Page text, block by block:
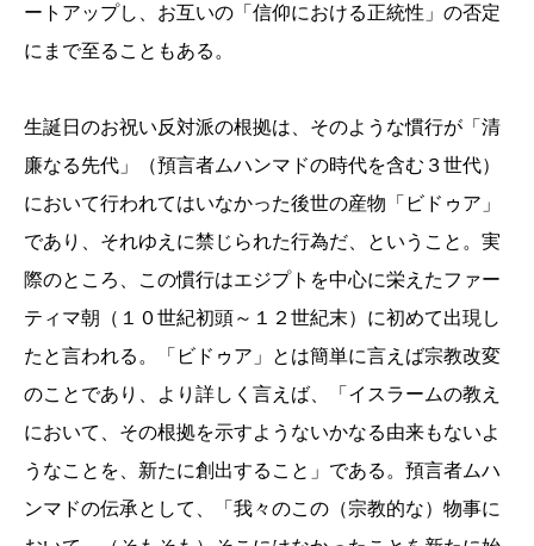
ートアップし、お互いの「信仰における正統性」の否定
にまで至ることもある。
生誕日のお祝い反対派の根拠は、そのような慣行が「清
廉なる先代」（預言者ムハンマドの時代を含む３世代）
において行われてはいなかった後世の産物「ビドゥア」
であり、それゆえに禁じられた行為だ、ということ。実
際のところ、この慣行はエジプトを中心に栄えたファー
ティマ朝（１０世紀初頭～１２世紀末）に初めて出現し
たと言われる。「ビドゥア」とは簡単に言えば宗教改変
のことであり、より詳しく言えば、「イスラームの教え
において、その根拠を示すようないかなる由来もないよ
うなことを、新たに創出すること」である。預言者ムハ
ンマドの伝承として、「我々のこの（宗教的な）物事に